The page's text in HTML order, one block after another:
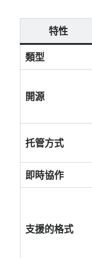
outlook
restic
spam
vpn
分類
android
rclone
特性
類型
開源
托管方式
即時協作
支援的格式